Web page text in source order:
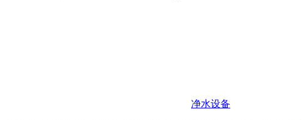
净水设备